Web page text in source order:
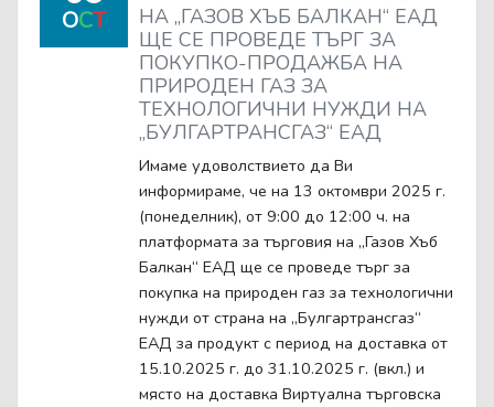
OCT
НА „ГАЗОВ ХЪБ БАЛКАН“ ЕАД
ЩЕ СЕ ПРОВЕДЕ ТЪРГ ЗА
ПОКУПКО-ПРОДАЖБА НА
ПРИРОДЕН ГАЗ ЗА
ТЕХНОЛОГИЧНИ НУЖДИ НА
„БУЛГАРТРАНСГАЗ“ ЕАД
Имаме удоволствието да Ви
информираме, че на 13 октомври 2025 г.
(понеделник), от 9:00 до 12:00 ч. на
платформата за търговия на „Газов Хъб
Балкан“ ЕАД ще се проведе търг за
покупка на природен газ за технологични
нужди от страна на „Булгартрансгаз“
ЕАД за продукт с период на доставка от
15.10.2025 г. до 31.10.2025 г. (вкл.) и
място на доставка Виртуална търговска